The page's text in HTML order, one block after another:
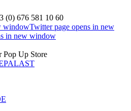
(0) 676 581 10 60
windowTwitter page opens in new
in new window
Pop Up Store